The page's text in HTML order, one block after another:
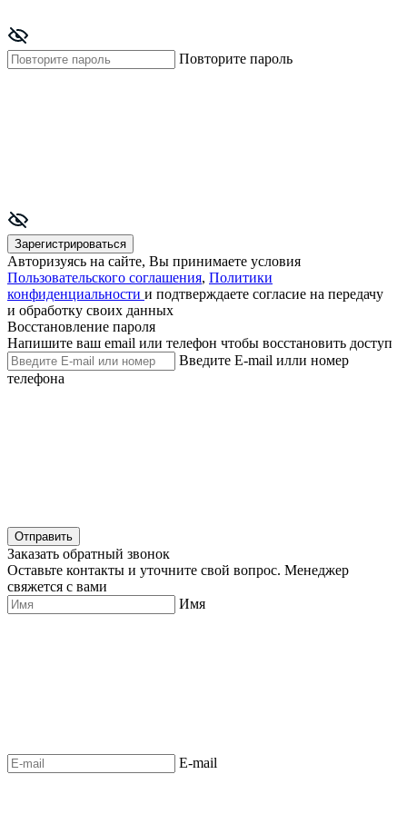
Повторите пароль
Зарегистрироваться
Авторизуясь на сайте, Вы принимаете условия
Пользовательского соглашения, Политики
конфиденциальности и подтверждаете согласие на передачу
и обработку своих данных
Восстановление пароля
Напишите ваш email или телефон чтобы восстановить доступ
Введите E-mail илли номер
телефона
Отправить
Заказать обратный звонок
Оставьте контакты и уточните свой вопрос. Менеджер
свяжется с вами
Имя
E-mail